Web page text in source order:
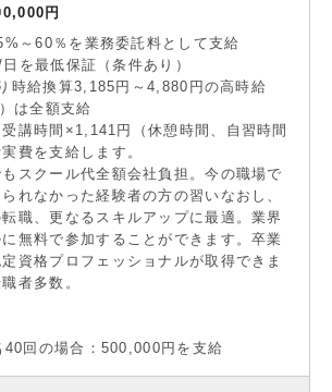
円
～60％を業務委託料として支給
を最低保証（条件あり）
時給換算3,185円～4,880円の高時給
は全額支給
講時間×1,141円（休憩時間、自習時間
費を支給します。
スクール代全額会社負担。今の職場で
れなかった経験者の方の習いなおし、
職、更なるスキルアップに最適。業界
無料で参加することができます。卒業
資格プロフェッショナルが取得できま
者多数。
40回の場合：500,000円を支給